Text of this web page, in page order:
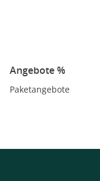
Angebote %
Paketangebote